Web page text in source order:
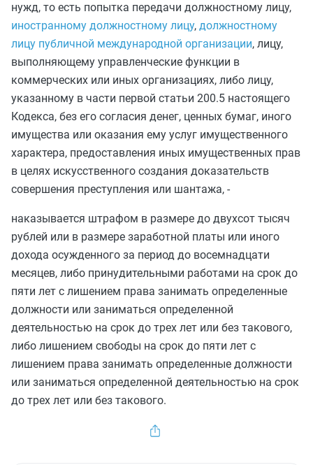
нужд, то есть попытка передачи должностному лицу,
иностранному должностному лицу, должностному
лицу публичной международной организации, лицу,
выполняющему управленческие функции в
коммерческих или иных организациях, либо лицу,
указанному в части первой статьи 200.5 настоящего
Кодекса, без его согласия денег, ценных бумаг, иного
имущества или оказания ему услуг имущественного
характера, предоставления иных имущественных прав
в целях искусственного создания доказательств
совершения преступления или шантажа, -
наказывается штрафом в размере до двухсот тысяч
рублей или в размере заработной платы или иного
дохода осужденного за период до восемнадцати
месяцев, либо принудительными работами на срок до
пяти лет с лишением права занимать определенные
должности или заниматься определенной
деятельностью на срок до трех лет или без такового,
либо лишением свободы на срок до пяти лет с
лишением права занимать определенные должности
или заниматься определенной деятельностью на срок
до трех лет или без такового.